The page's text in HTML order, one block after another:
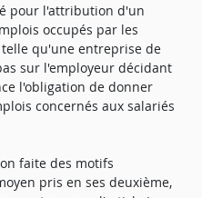
pour l'attribution d'un
occupés par les
qu'une entreprise de
sur l'employeur décidant
l'obligation de donner
concernés aux salariés
faite des motifs
pris en ses deuxième,